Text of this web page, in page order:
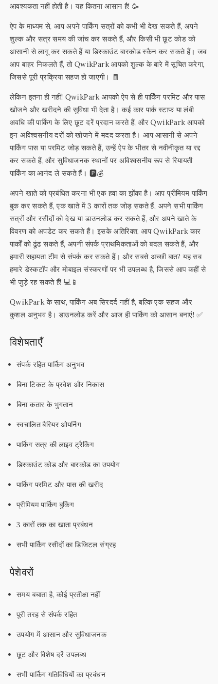
आवश्यकता नहीं होती है। यह कितना आसान है! 🥳
ऐप के माध्यम से, आप अपने पार्किंग सत्रों को कभी भी देख सकते हैं, अपने
शुल्क और सत्र समय की जांच कर सकते हैं, और किसी भी छूट कोड को
आसानी से लागू कर सकते हैं या डिस्काउंट बारकोड स्कैन कर सकते हैं। जब
आप बाहर निकलते हैं, तो QwikPark आपको शुल्क के बारे में सूचित करेगा,
जिससे पूरी प्रक्रिया सहज हो जाएगी। 🧾
लेकिन इतना ही नहीं! QwikPark आपको ऐप से ही पार्किंग परमिट और पास
खोजने और खरीदने की सुविधा भी देता है। कई कार पार्क स्टाफ या लंबी
अवधि की पार्किंग के लिए छूट दरें प्रदान करते हैं, और QwikPark आपको
इन अविश्वसनीय दरों को खोजने में मदद करता है। आप आसानी से अपने
पार्किंग पास या परमिट जोड़ सकते हैं, उन्हें ऐप के भीतर से नवीनीकृत या रद्द
कर सकते हैं, और सुविधाजनक स्थानों पर अविश्वसनीय रूप से रियायती
पार्किंग का आनंद ले सकते हैं। 🅿️💰
अपने खाते को प्रबंधित करना भी एक हवा का झोंका है। आप प्रीमियम पार्किंग
बुक कर सकते हैं, एक खाते में 3 कारों तक जोड़ सकते हैं, अपने सभी पार्किंग
सत्रों और रसीदों को देख या डाउनलोड कर सकते हैं, और अपने खाते के
विवरण को अपडेट कर सकते हैं। इसके अतिरिक्त, आप QwikPark कार
पार्कों को ढूंढ सकते हैं, अपनी संपर्क प्राथमिकताओं को बदल सकते हैं, और
हमारी सहायता टीम से संपर्क कर सकते हैं। और सबसे अच्छी बात? यह सब
हमारे डेस्कटॉप और मोबाइल संस्करणों पर भी उपलब्ध है, जिससे आप कहीं से
भी जुड़े रह सकते हैं! 💻📱
QwikPark के साथ, पार्किंग अब सिरदर्द नहीं है, बल्कि एक सहज और
कुशल अनुभव है। डाउनलोड करें और आज ही पार्किंग को आसान बनाएं! ✅
विशेषताएँ
संपर्क रहित पार्किंग अनुभव
बिना टिकट के प्रवेश और निकास
बिना कतार के भुगतान
स्वचालित बैरियर ओपनिंग
पार्किंग सत्र की लाइव ट्रैकिंग
डिस्काउंट कोड और बारकोड का उपयोग
पार्किंग परमिट और पास की खरीद
प्रीमियम पार्किंग बुकिंग
3 कारों तक का खाता प्रबंधन
सभी पार्किंग रसीदों का डिजिटल संग्रह
पेशेवरों
समय बचाता है, कोई प्रतीक्षा नहीं
पूरी तरह से संपर्क रहित
उपयोग में आसान और सुविधाजनक
छूट और विशेष दरें उपलब्ध
सभी पार्किंग गतिविधियों का प्रबंधन